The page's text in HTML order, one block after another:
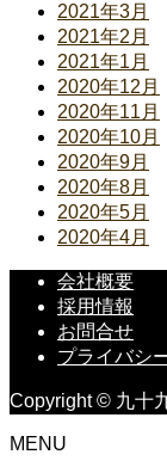
2021年3月
2021年2月
2021年1月
2020年12月
2020年11月
2020年10月
2020年9月
2020年8月
2020年5月
2020年4月
会社概要
採用情報
お問合せ
プライバシ
Copyright © 九十
MENU